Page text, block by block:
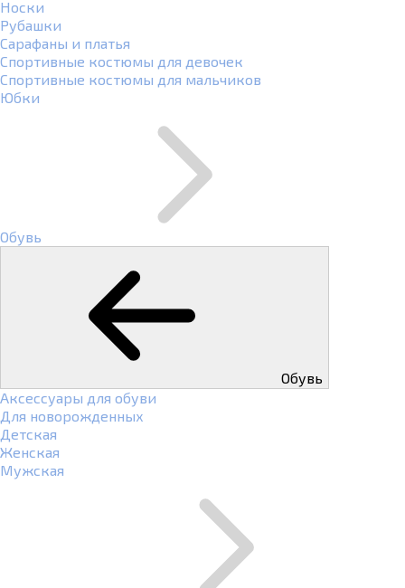
Носки
Рубашки
Сарафаны и платья
Спортивные костюмы для девочек
Спортивные костюмы для мальчиков
Юбки
Обувь
Обувь
Аксессуары для обуви
Для новорожденных
Детская
Женская
Мужская